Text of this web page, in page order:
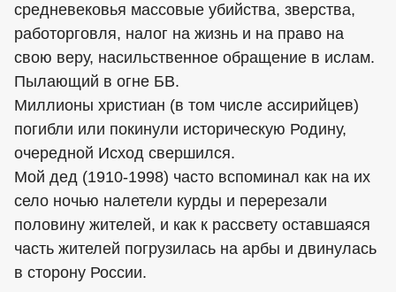
средневековья массовые убийства, зверства,
работорговля, налог на жизнь и на право на
свою веру, насильственное обращение в ислам.
Пылающий в огне БВ.
Миллионы христиан (в том числе ассирийцев)
погибли или покинули историческую Родину,
очередной Исход свершился.
Мой дед (1910-1998) часто вспоминал как на их
село ночью налетели курды и перерезали
половину жителей, и как к рассвету оставшаяся
часть жителей погрузилась на арбы и двинулась
в сторону России.